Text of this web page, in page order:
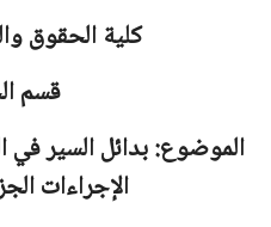
كلية الحقوق
قسم
الموضوع: بدائل السير في
الإجراءات